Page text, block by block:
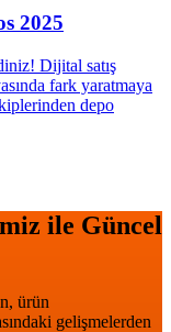
2025
Dijital satış
fark yaratmaya
depo
ile Güncel
ürün
gelişmelerden